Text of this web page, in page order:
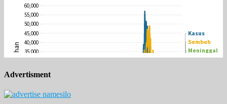
Advertisment